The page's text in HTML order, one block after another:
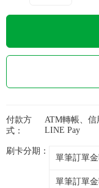
付款方
式：
ATM轉帳、信
LINE Pay
刷卡分期：
單筆訂單
單筆訂單